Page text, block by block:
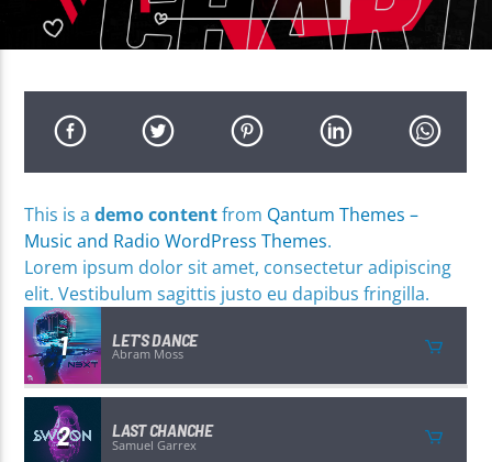
This is ademo contentfrom Qantum Themes –
Music and Radio WordPress Themes.
Lorem ipsum dolor sit amet, consectetur adipiscing
elit. Vestibulum sagittis justo eu dapibus fringilla.
1 LET'S DANCE
Abram Moss
2 LAST CHANCHE
Samuel Garrex